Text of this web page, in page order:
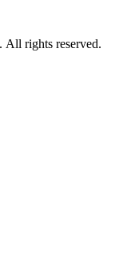
All rights reserved.